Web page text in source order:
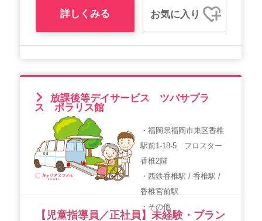
詳しくみる お気に入り
放課後等デイサービス ツバサプラ
ス ポラリス館
・福岡県福岡市東区香椎
駅前1-18-5 フロスター
香椎2階
・西鉄香椎駅 / 香椎駅 /
香椎宮前駅
・その他
【児童指導員／正社員】未経験・ブラン